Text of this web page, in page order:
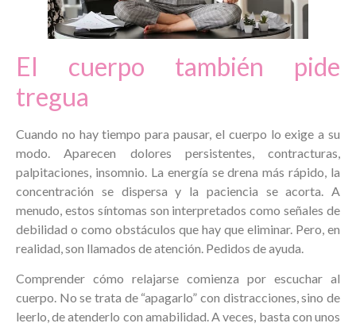
El cuerpo también pide
tregua
Cuando no hay tiempo para pausar, el cuerpo lo exige a su
modo. Aparecen dolores persistentes, contracturas,
palpitaciones, insomnio. La energía se drena más rápido, la
concentración se dispersa y la paciencia se acorta. A
menudo, estos síntomas son interpretados como señales de
debilidad o como obstáculos que hay que eliminar. Pero, en
realidad, son llamados de atención. Pedidos de ayuda.
Comprender cómo relajarse comienza por escuchar al
cuerpo. No se trata de “apagarlo” con distracciones, sino de
leerlo, de atenderlo con amabilidad. A veces, basta con unos